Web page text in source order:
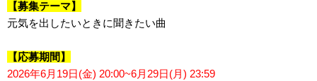
【募集テーマ】
元気を出したいときに聞きたい曲
【応募期間】
2026年6月19日(金) 20:00~6月29日(月) 23:59